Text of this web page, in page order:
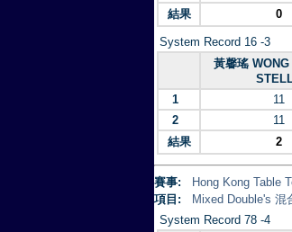
結果
0
System Record 16 -3
黃馨瑤
1 11
2
11
結果
2
賽事:
Hong Kong Table
項目:
Mixed Double's 混
System Record 78 -4